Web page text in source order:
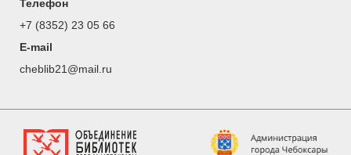
Телефон
+7 (8352) 23 05 66
E-mail
cheblib21@mail.ru